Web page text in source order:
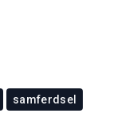
samferdsel